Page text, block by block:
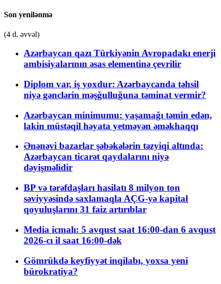
Son yenilənmə
(4 d. əvvəl)
Azərbaycan qazı Türkiyənin Avropadakı enerji
ambisiyalarının əsas elementinə çevrilir
Diplom var, iş yoxdur: Azərbaycanda təhsil
niyə gənclərin məşğulluğuna təminat vermir?
Azərbaycan minimumu: yaşamağı təmin edən,
lakin müstəqil həyata yetməyən əməkhaqqı
Ənənəvi bazarlar şəbəkələrin təzyiqi altında:
Azərbaycan ticarət qaydalarını niyə
dəyişməlidir
BP və tərəfdaşları hasilatı 8 milyon ton
səviyyəsində saxlamaqla AÇG-yə kapital
qoyuluşlarını 31 faiz artırıblar
Media icmalı: 5 avqust saat 16:00-dan 6 avqust
2026-cı il saat 16:00-dək
Gömrükdə keyfiyyət inqilabı, yoxsa yeni
bürokratiya?